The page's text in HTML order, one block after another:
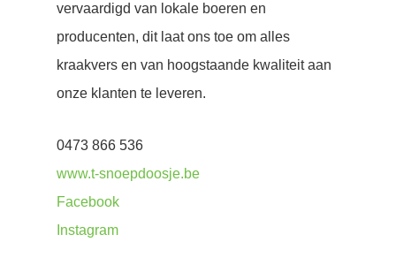
vervaardigd van lokale boeren en
producenten, dit laat ons toe om alles
kraakvers en van hoogstaande kwaliteit aan
onze klanten te leveren.
0473 866 536
www.t-snoepdoosje.be
Facebook
Instagram